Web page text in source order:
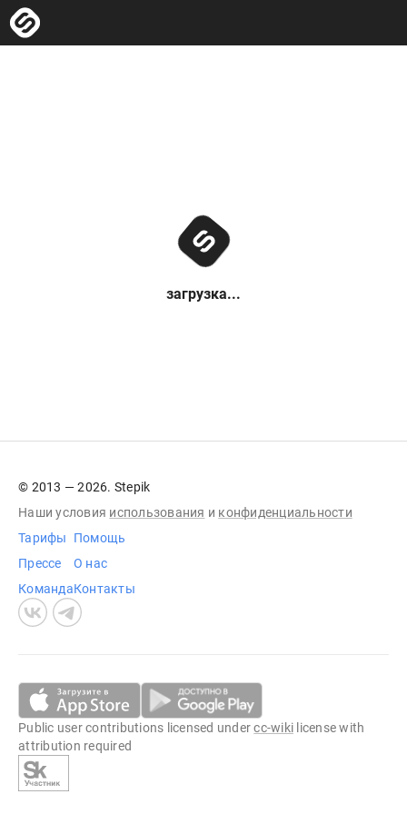
загрузка...
© 2013 — 2026. Stepik
Наши условия использования и конфиденциальности
Тарифы
Прессе
Команда
Помощь
О нас
Контакты
Public user contributions licensed undercc-wiki license with
attribution required